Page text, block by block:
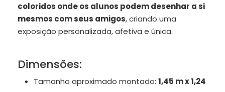
coloridos onde os alunos podem desenhar a si
mesmos com seus amigos, criando uma
exposição personalizada, afetiva e única.
Dimensões:
Tamanho aproximado montado: 1,45 m x 1,24